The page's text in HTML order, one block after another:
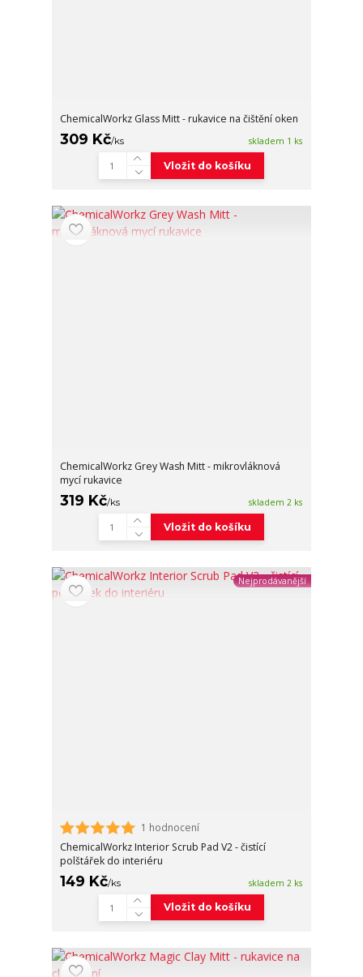
ChemicalWorkz Glass Mitt - rukavice na čištění oken
309 Kč/ks skladem 1 ks
Vložit do košíku
ChemicalWorkz Grey Wash Mitt - mikrovláknová
mycí rukavice
319 Kč/ks skladem 2 ks
Vložit do košíku
Nejprodávanější
1 hodnocení
ChemicalWorkz Interior Scrub Pad V2 - čistící
polštářek do interiéru
149 Kč/ks skladem 2 ks
Vložit do košíku